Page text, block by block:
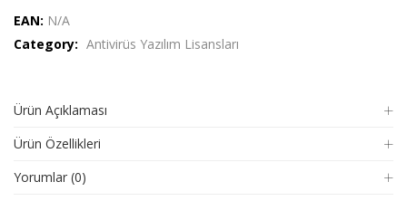
EAN: N/A
Category: Antivirüs Yazılım Lisansları
Ürün Açıklaması
Ürün Özellikleri
Yorumlar (0)